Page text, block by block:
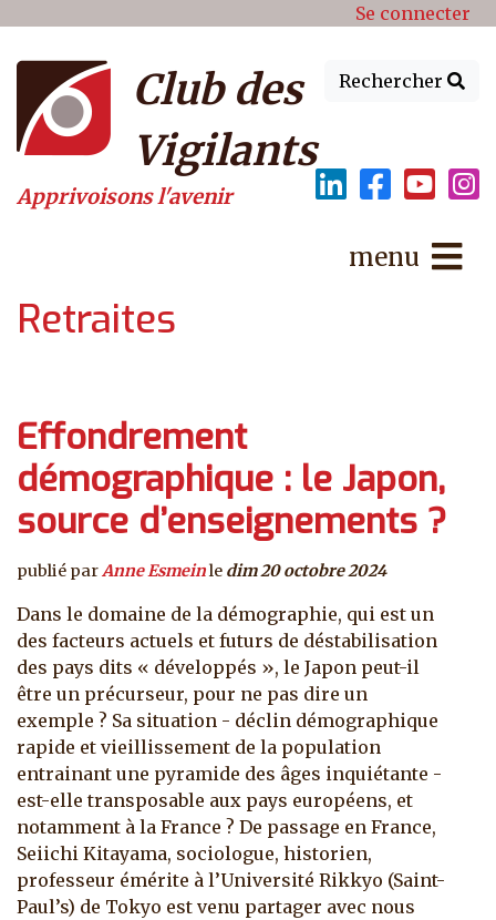
Menu du compte de Se connecter
Rechercher
Club des
Vigilants
Apprivoisons l'avenir
menu
Retraites
Effondrement
démographique : le Japon,
source d’enseignements ?
publié parAnne Esmeinle dim 20 octobre 2024
Dans le domaine de la démographie, qui est un
des facteurs actuels et futurs de déstabilisation
des pays dits « développés », le Japon peut-il
être un précurseur, pour ne pas dire un
exemple ? Sa situation - déclin démographique
rapide et vieillissement de la population
entrainant une pyramide des âges inquiétante -
est-elle transposable aux pays européens, et
notamment à la France ? De passage en France,
Seiichi Kitayama, sociologue, historien,
professeur émérite à l’Université Rikkyo (Saint-
Paul’s) de Tokyo est venu partager avec nous